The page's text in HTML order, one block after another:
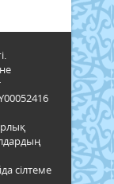
сілтеме